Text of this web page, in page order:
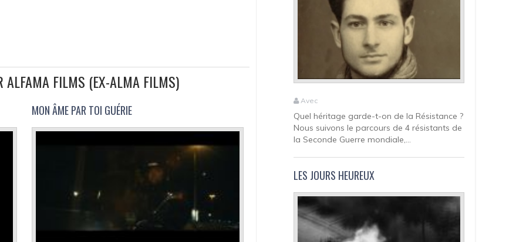
ALFAMA FILMS (EX-ALMA FILMS)
MON ÂME PAR TOI GUÉRIE
Avec
Quel héritage garde-t-on de la Résistance ?
Nous suivons le parcours de 4 résistants de
la Seconde Guerre mondiale,...
LES JOURS HEUREUX